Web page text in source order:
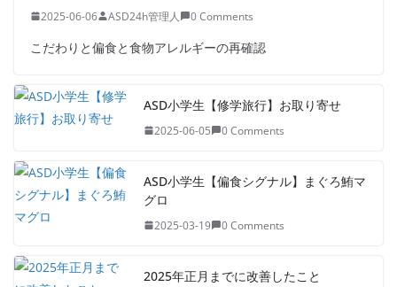
2025-06-06 ASD24h管理人 0 Comments
こだわりと偏食と食物アレルギーの再確認
ASD小学生【修学旅行】お取り寄せ
2025-06-05 0 Comments
ASD小学生【偏食シグナル】まぐろ鮪マ
グロ
2025-03-19 0 Comments
2025年正月までに改善したこと